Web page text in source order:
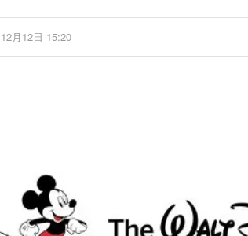
月12日 15:20